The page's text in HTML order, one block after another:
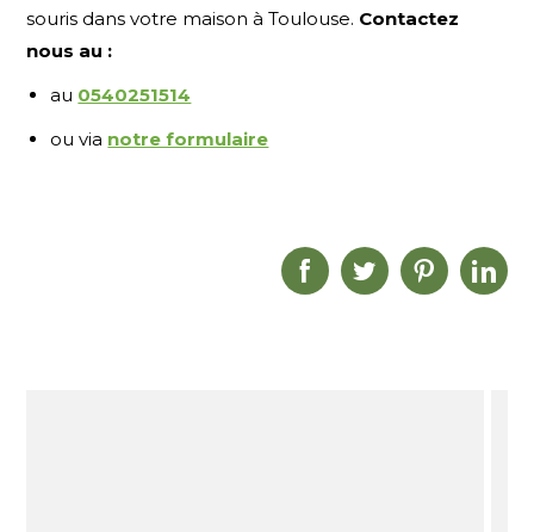
souris dans votre maison à Toulouse. Contactez
nous au :
au 0540251514
ou via notre formulaire